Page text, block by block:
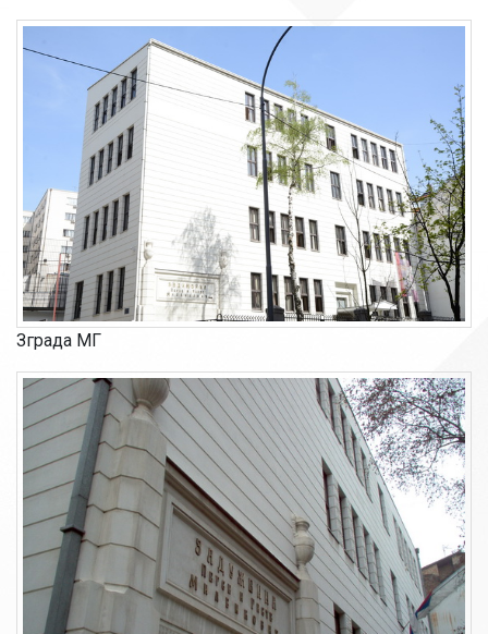
Зграда МГ